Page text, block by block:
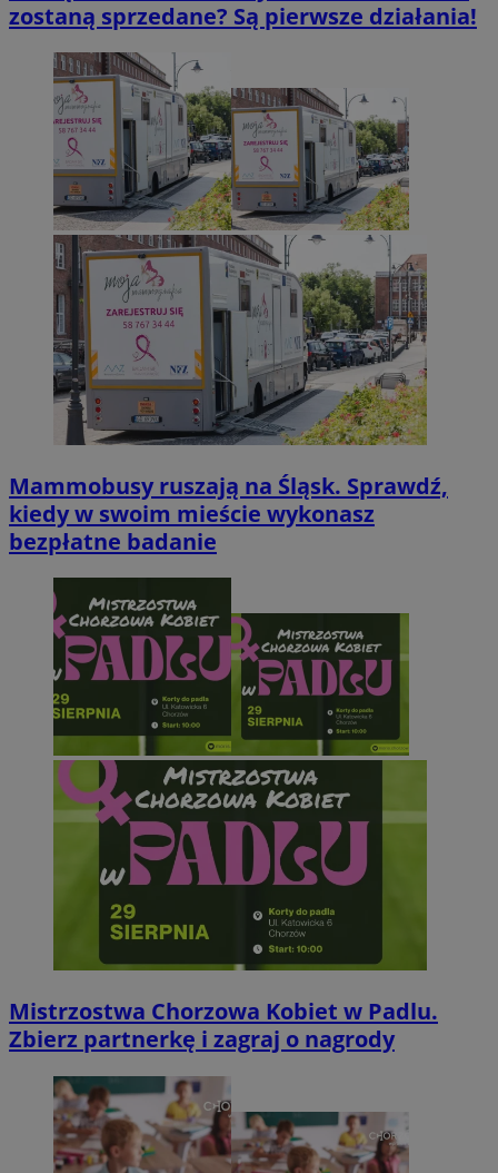
zostaną sprzedane? Są pierwsze działania!
Mammobusy ruszają na Śląsk. Sprawdź,
kiedy w swoim mieście wykonasz
bezpłatne badanie
Mistrzostwa Chorzowa Kobiet w Padlu.
Zbierz partnerkę i zagraj o nagrody